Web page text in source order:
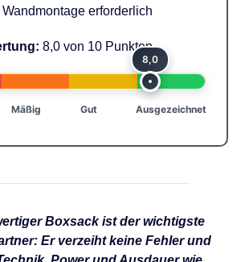
erforderlich
8,0 von 10 Punkten
8,0
Mäßig Gut Ausgezeichnet
Boxsack ist der wichtigste
Er verzeiht keine Fehler und